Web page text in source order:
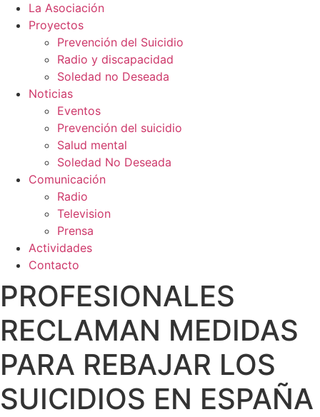
La Asociación
Proyectos
Prevención del Suicidio
Radio y discapacidad
Soledad no Deseada
Noticias
Eventos
Prevención del suicidio
Salud mental
Soledad No Deseada
Comunicación
Radio
Television
Prensa
Actividades
Contacto
PROFESIONALES
RECLAMAN MEDIDAS
PARA REBAJAR LOS
SUICIDIOS EN ESPAÑA